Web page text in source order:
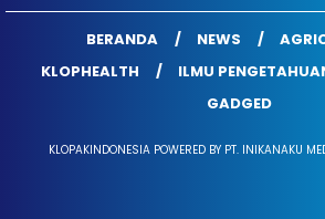
BERANDA NEWS
KLOPHEALTH
ILMU
GADGED
KLOPAKINDONESIA POWERED BY PT. INIKANAKU